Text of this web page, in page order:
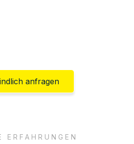
anfragen
ERFAHRUNGEN